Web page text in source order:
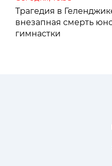
Трагедия в
внезапная смерть
гимнастки